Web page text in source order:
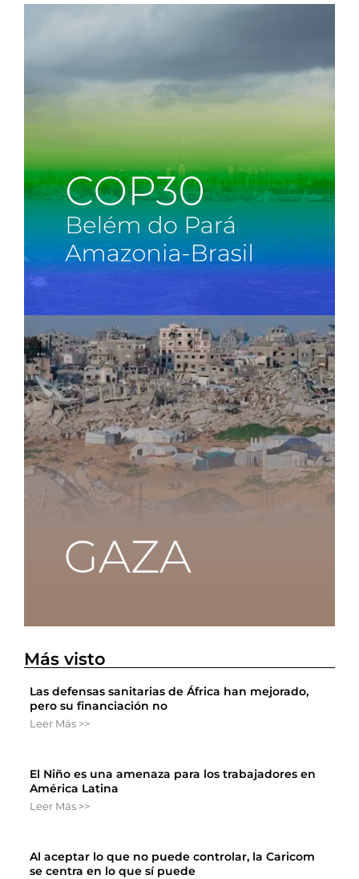
Más visto
Las defensas sanitarias de África han mejorado,
pero su financiación no
Leer Más >>
El Niño es una amenaza para los trabajadores en
América Latina
Leer Más >>
Al aceptar lo que no puede controlar, la Caricom
se centra en lo que sí puede